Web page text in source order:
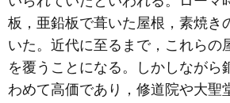
板，亜鉛板で葺いた屋根，素焼き
いた。近代に至るまで，これらの
を覆うことになる。しかしながら
わめて高価であり，修道院や大聖